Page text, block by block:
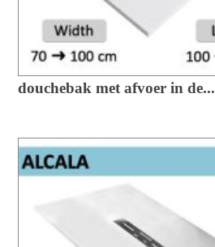
douchebak met afvoer in de...